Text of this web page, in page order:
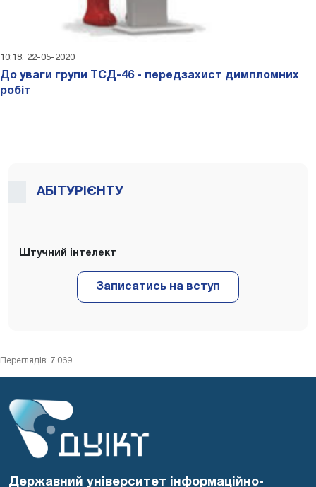
10:18, 22-05-2020
До уваги групи ТСД-46 - передзахист димпломних
робіт
АБІТУРІЄНТУ
Штучний інтелект
Переглядів: 7 069
Державний університет інформаційно-